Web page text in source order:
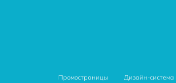
Промостраницы Дизайн-система